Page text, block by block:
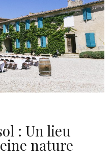
: Un lieu
nature